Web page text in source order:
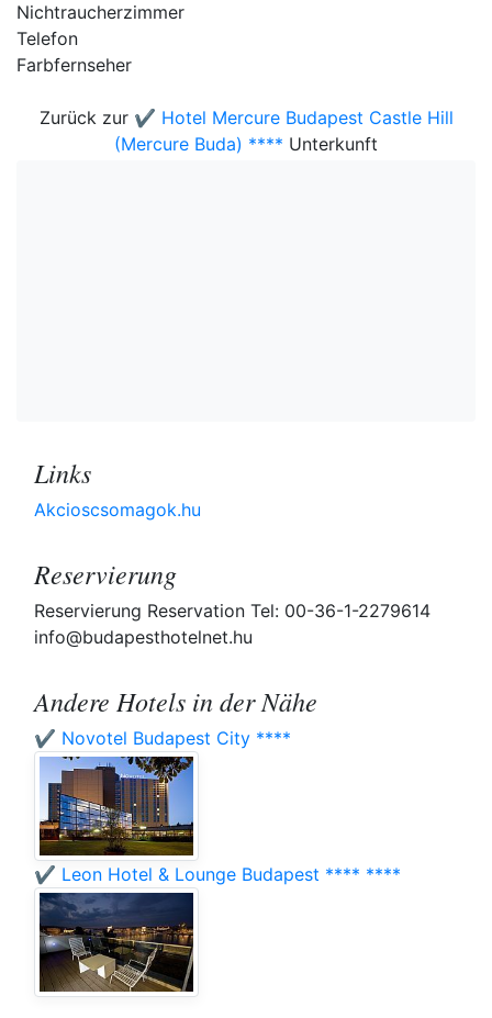
Nichtraucherzimmer
Telefon
Farbfernseher
Zurück zur ✔️ Hotel Mercure Budapest Castle Hill
(Mercure Buda) **** Unterkunft
Links
Akcioscsomagok.hu
Reservierung
Reservierung Reservation Tel: 00-36-1-2279614
info@budapesthotelnet.hu
Andere Hotels in der Nähe
✔️ Novotel Budapest City ****
✔️ Leon Hotel & Lounge Budapest **** ****